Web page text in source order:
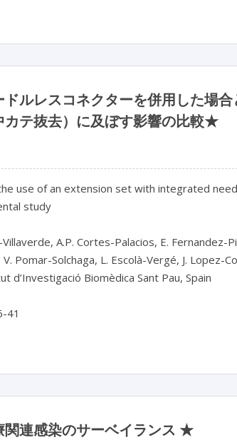
ルレスコネクターを併用した場
カテ抜去）に及ぼす影響の比較★
use of an extension set with integrated
study
A.P. Cortes-Palacios, E. Fernandez-
Pomar-Solchaga, L. Escolà-Vergé, J. Lopez-
d’Investigació Biomèdica Sant Pau, Spain
41
関連感染のサーベイランス ★